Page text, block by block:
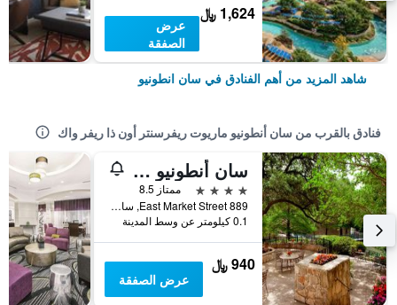
1,624 ﷼
عرض
الصفقة
شاهد المزيد من أهم الفنادق في سان انطونيو
فنادق بالقرب من سان أنطونيو ماريوت ريفرسنتر أون ذا ريفر واك
سان أنطونيو ماريوت ريفر ووك
4 نجوم
ممتاز 8.5
889 East Market Street, سان انطونيو, TX, الولايات المتحدة الأميريكية
0.1 كيلومتر عن وسط المدينة
940 ﷼
عرض الصفقة